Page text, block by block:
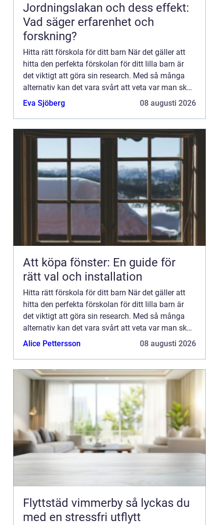
Jordningslakan och dess effekt:
Vad säger erfarenhet och
forskning?
Hitta rätt förskola för ditt barn När det gäller att
hitta den perfekta förskolan för ditt lilla barn är
det viktigt att göra sin research. Med så många
alternativ kan det vara svårt att veta var man ska
börja. Men oroa dig inte, vi är här för att hj...
Eva Sjöberg 08 augusti 2026
Att köpa fönster: En guide för
rätt val och installation
Hitta rätt förskola för ditt barn När det gäller att
hitta den perfekta förskolan för ditt lilla barn är
det viktigt att göra sin research. Med så många
alternativ kan det vara svårt att veta var man ska
börja. Men oroa dig inte, vi är här för att hj...
Alice Pettersson 08 augusti 2026
Flyttstäd vimmerby så lyckas du
med en stressfri utflytt